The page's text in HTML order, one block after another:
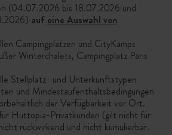
(04.07.2026 bis 18.07.2026 und
auf eine Auswahl von
Campingplätzen und CityKamps
Winterchalets, Campingplatz Paris
Stellplatz- und Unterkunftstypen
und Mindestaufenthaltsbedingungen
der Verfügbarkeit vor Ort.
Huttopia-Privatkunden (gilt nicht für
rückwirkend und nicht kumulierbar.